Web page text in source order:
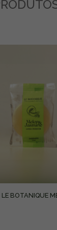
LE BOTANIQUE